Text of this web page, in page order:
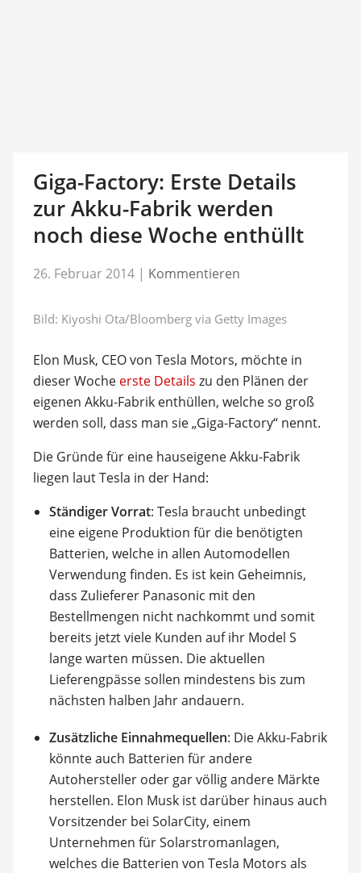
Giga-Factory: Erste Details
zur Akku-Fabrik werden
noch diese Woche enthüllt
26. Februar 2014 | Kommentieren
Bild: Kiyoshi Ota/Bloomberg via Getty Images
Elon Musk, CEO von Tesla Motors, möchte in
dieser Woche erste Details zu den Plänen der
eigenen Akku-Fabrik enthüllen, welche so groß
werden soll, dass man sie „Giga-Factory“ nennt.
Die Gründe für eine hauseigene Akku-Fabrik
liegen laut Tesla in der Hand:
Ständiger Vorrat: Tesla braucht unbedingt
eine eigene Produktion für die benötigten
Batterien, welche in allen Automodellen
Verwendung finden. Es ist kein Geheimnis,
dass Zulieferer Panasonic mit den
Bestellmengen nicht nachkommt und somit
bereits jetzt viele Kunden auf ihr Model S
lange warten müssen. Die aktuellen
Lieferengpässe sollen mindestens bis zum
nächsten halben Jahr andauern.
Zusätzliche Einnahmequellen: Die Akku-Fabrik
könnte auch Batterien für andere
Autohersteller oder gar völlig andere Märkte
herstellen. Elon Musk ist darüber hinaus auch
Vorsitzender bei SolarCity, einem
Unternehmen für Solarstromanlagen,
welches die Batterien von Tesla Motors als